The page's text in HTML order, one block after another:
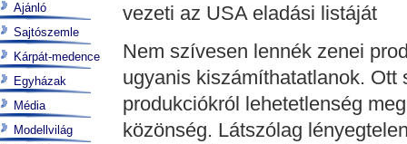
vezeti az USA eladási listáját
Nem szívesen lennék zenei
ugyanis kiszámíthatatlanok. Ott
produkciókról lehetetlenség
közönség. Látszólag
Ajánló
Sajtószemle
Kárpát-medence
Egyházak
Média
Modellvilág